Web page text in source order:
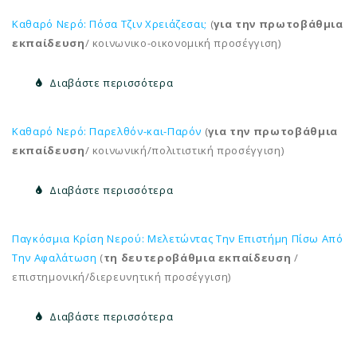
Καθαρό Νερό: Πόσα Τζιν Χρειάζεσαι; (για την πρωτοβάθμια
εκπαίδευση/ κοινωνικο-οικονομική προσέγγιση)
Διαβάστε περισσότερα
Καθαρό Νερό: Παρελθόν-και-Παρόν (για την πρωτοβάθμια
εκπαίδευση/ κοινωνική/πολιτιστική προσέγγιση)
Διαβάστε περισσότερα
Παγκόσμια Κρίση Νερού: Μελετώντας Την Επιστήμη Πίσω Από
Την Αφαλάτωση (τη δευτεροβάθμια εκπαίδευση /
επιστημονική/διερευνητική προσέγγιση)
Διαβάστε περισσότερα